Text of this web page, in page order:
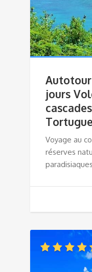
Autotour
jours
Voyage au
réserves